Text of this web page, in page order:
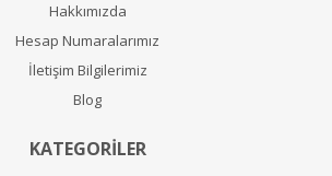
Hakkımızda
Hesap Numaralarımız
İletişim Bilgilerimiz
Blog
KATEGORİLER